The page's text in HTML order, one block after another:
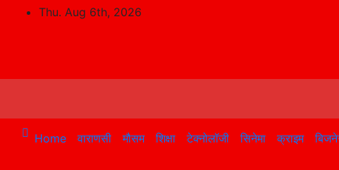
Thu. Aug 6th, 2026
Home वाराणसी मौसम शिक्षा टेक्नोलॉजी सिनेमा क्राइम